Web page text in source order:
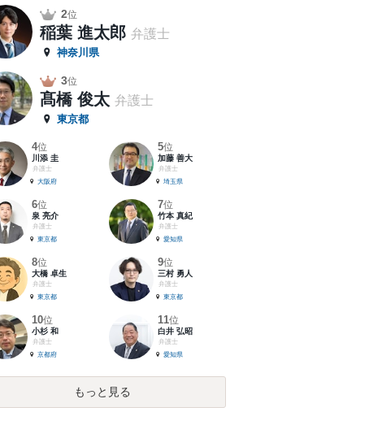
2位
稲葉 進太郎 弁護士
神奈川県
3位
髙橋 俊太 弁護士
東京都
4位
川添 圭
弁護士
大阪府
5位
加藤 善大
弁護士
埼玉県
6位
泉 亮介
弁護士
東京都
7位
竹本 真紀
弁護士
愛知県
8位
大橋 卓生
弁護士
東京都
9位
三村 勇人
弁護士
東京都
10位
小杉 和
弁護士
京都府
11位
白井 弘昭
弁護士
愛知県
もっと見る